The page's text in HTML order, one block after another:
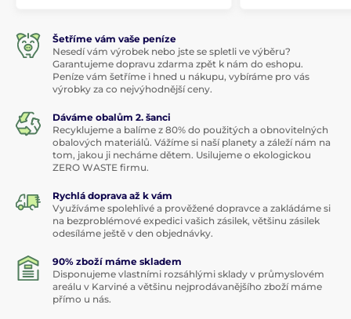
Šetříme vám vaše peníze
Nesedí vám výrobek nebo jste se spletli ve výběru?
Garantujeme dopravu zdarma zpět k nám do eshopu.
Peníze vám šetříme i hned u nákupu, vybíráme pro vás
výrobky za co nejvýhodnější ceny.
Dáváme obalům 2. šanci
Recyklujeme a balíme z 80% do použitých a obnovitelných
obalových materiálů. Vážíme si naší planety a záleží nám na
tom, jakou ji necháme dětem. Usilujeme o ekologickou
ZERO WASTE firmu.
Rychlá doprava až k vám
Využíváme spolehlivé a prověžené dopravce a zakládáme si
na bezproblémové expedici vašich zásilek, většinu zásilek
odesíláme ještě v den objednávky.
90% zboží máme skladem
Disponujeme vlastními rozsáhlými sklady v průmyslovém
areálu v Karviné a většinu nejprodávanějšího zboží máme
přímo u nás.